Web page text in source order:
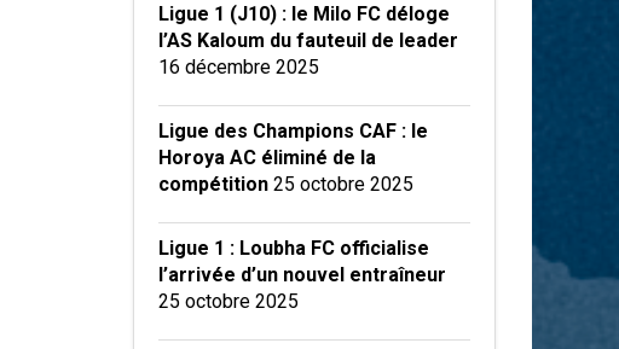
Ligue 1 (J10) : le Milo FC déloge
l’AS Kaloum du fauteuil de leader
16 décembre 2025
Ligue des Champions CAF : le
Horoya AC éliminé de la
compétition 25 octobre 2025
Ligue 1 : Loubha FC officialise
l’arrivée d’un nouvel entraîneur
25 octobre 2025